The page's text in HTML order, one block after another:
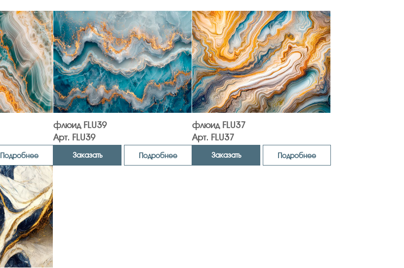
Подробнее
флюид FLU39
Арт. FLU39
Заказать Подробнее
флюид FLU37
Арт. FLU37
Заказать Подробнее